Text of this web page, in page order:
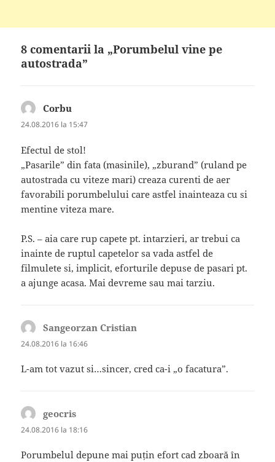
8 comentarii la „Porumbelul vine pe
autostrada”
Corbu
24.08.2016 la 15:47
Efectul de stol!
„Pasarile” din fata (masinile), „zburand” (ruland pe
autostrada cu viteze mari) creaza curenti de aer
favorabili porumbelului care astfel inainteaza cu si
mentine viteza mare.
P.S. – aia care rup capete pt. intarzieri, ar trebui ca
inainte de ruptul capetelor sa vada astfel de
filmulete si, implicit, eforturile depuse de pasari pt.
a ajunge acasa. Mai devreme sau mai tarziu.
Sangeorzan Cristian
24.08.2016 la 16:46
L-am tot vazut si…sincer, cred ca-i „o facatura”.
geocris
24.08.2016 la 18:16
Porumbelul depune mai puțin efort cad zboară în